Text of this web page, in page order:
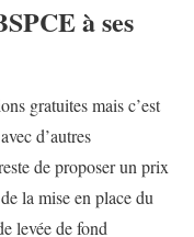
à ses
gratuites mais c’est
d’autres
de proposer un prix
la mise en place du
levée de fond